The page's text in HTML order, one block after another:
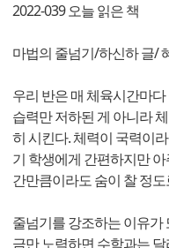
2022-039 오늘 읽은 책
마법의 줄넘기/하신하 글/
우리 반은 매 체육시간마
습력만 저하된 게 아니라
히 시킨다. 체력이 국력이
기 학생에게 간편하지만
간만큼이라도 숨이 찰 정
줄넘기를 강조하는 이유가
금만 노력하면 수학과는